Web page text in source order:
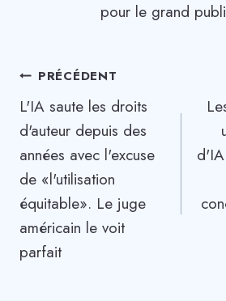
pour le grand
Navigation
de
l’article
PRÉCÉDENT
L'IA saute les droits
d'auteur depuis des
années avec l'excuse
de «l'utilisation
équitable». Le juge
américain le voit
parfait